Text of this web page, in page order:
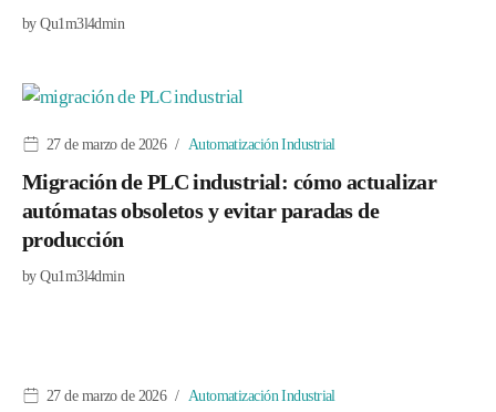
by Qu1m3l4dmin
27 de marzo de 2026 Automatización Industrial
Migración de PLC industrial: cómo actualizar
autómatas obsoletos y evitar paradas de
producción
by Qu1m3l4dmin
27 de marzo de 2026 Automatización Industrial